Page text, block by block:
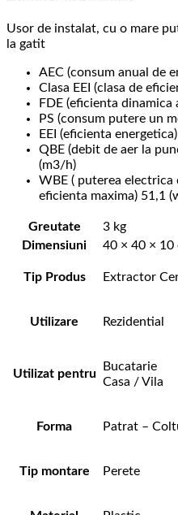
Usor de instalat, cu o mare
la gatit
AEC (consum anual de
Clasa EEI (clasa de
FDE (eficienta
PS (consum putere un
EEI (eficienta
QBE (debit de aer la
(m3/h)
WBE ( puterea
eficienta maxima) 51,1
Greutate
3 kg
Dimensiuni
40 × 40 × 10
Tip Produs Extractor
Utilizare Rezidential
Utilizat pentru
Bucatarie
Casa / Vila
Forma Patrat –
Tip montare Perete